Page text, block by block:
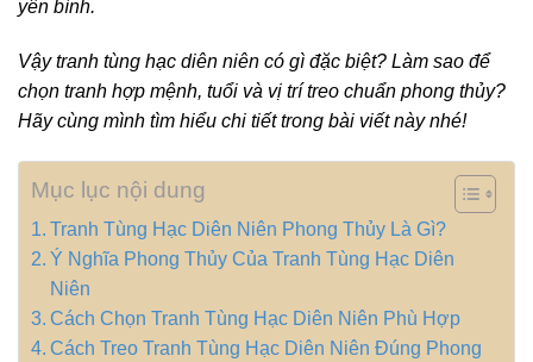
yên bình.
Vậy tranh tùng hạc diên niên có gì đặc biệt? Làm sao để
chọn tranh hợp mệnh, tuổi và vị trí treo chuẩn phong thủy?
Hãy cùng mình tìm hiểu chi tiết trong bài viết này nhé!
Mục lục nội dung
Tranh Tùng Hạc Diên Niên Phong Thủy Là Gì?
Ý Nghĩa Phong Thủy Của Tranh Tùng Hạc Diên
Niên
Cách Chọn Tranh Tùng Hạc Diên Niên Phù Hợp
Cách Treo Tranh Tùng Hạc Diên Niên Đúng Phong